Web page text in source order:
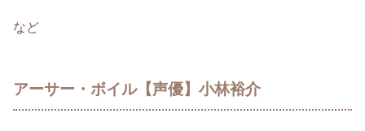
など
アーサー・ボイル【声優】小林裕介